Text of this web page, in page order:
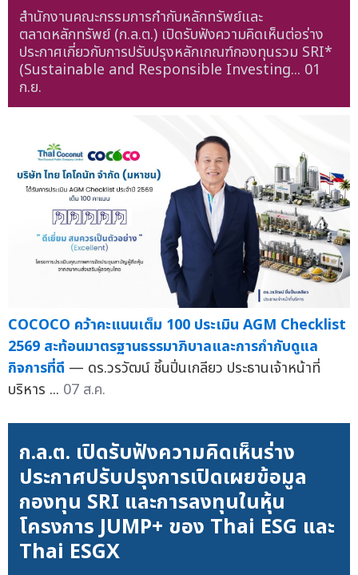
สำนักงานคณะกรรมการกำกับหลักทรัพย์และ
ตลาดหลักทรัพย์ (ก.ล.ต.) เปิดรับฟังความคิดเห็นต่อร่าง
ประกาศเกี่ยวกับการปรับปรุงหลักเกณฑ์กองทุนรวม SRI*
(Sustainable and Responsible Investing... 01
ก.ย.
COCOCO คว้าคะแนนเต็ม 100 ประเมิน AGM Checklist
2569 สะท้อนมาตรฐานธรรมาภิบาลและการกำกับดูแล
กิจการที่ดี — ดร.วรวัฒน์ ชิ้นปิ่นเกลียว ประธานเจ้าหน้าที่
บริหาร ... 07 ส.ค.
ก.ล.ต. เปิดรับฟังความคิดเห็นร่าง
ประกาศปรับปรุงการเปิดเผยข้อมูล
กองทุน SRI และการลงทุนในหุ้น
โครงการ JUMP+ ของ Thai ESG และ
Thai ESGX